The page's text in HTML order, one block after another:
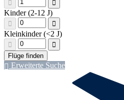
Kinder (2-12 J)
Kleinkinder (<2 J)
Erweiterte Suche